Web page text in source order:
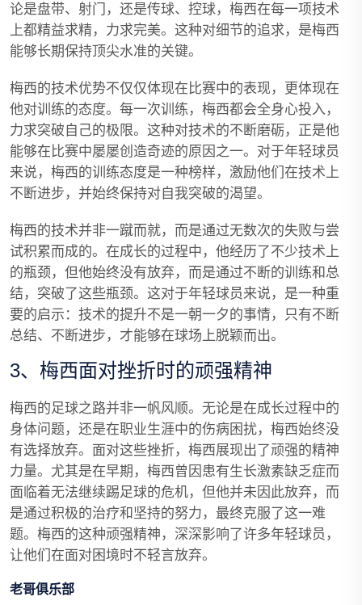
论是盘带、射门，还是传球、控球，梅西在每一项技术
上都精益求精，力求完美。这种对细节的追求，是梅西
能够长期保持顶尖水准的关键。
梅西的技术优势不仅仅体现在比赛中的表现，更体现在
他对训练的态度。每一次训练，梅西都会全身心投入，
力求突破自己的极限。这种对技术的不断磨砺，正是他
能够在比赛中屡屡创造奇迹的原因之一。对于年轻球员
来说，梅西的训练态度是一种榜样，激励他们在技术上
不断进步，并始终保持对自我突破的渴望。
梅西的技术并非一蹴而就，而是通过无数次的失败与尝
试积累而成的。在成长的过程中，他经历了不少技术上
的瓶颈，但他始终没有放弃，而是通过不断的训练和总
结，突破了这些瓶颈。这对于年轻球员来说，是一种重
要的启示：技术的提升不是一朝一夕的事情，只有不断
总结、不断进步，才能够在球场上脱颖而出。
3、梅西面对挫折时的顽强精神
梅西的足球之路并非一帆风顺。无论是在成长过程中的
身体问题，还是在职业生涯中的伤病困扰，梅西始终没
有选择放弃。面对这些挫折，梅西展现出了顽强的精神
力量。尤其是在早期，梅西曾因患有生长激素缺乏症而
面临着无法继续踢足球的危机，但他并未因此放弃，而
是通过积极的治疗和坚持的努力，最终克服了这一难
题。梅西的这种顽强精神，深深影响了许多年轻球员，
让他们在面对困境时不轻言放弃。
老哥俱乐部